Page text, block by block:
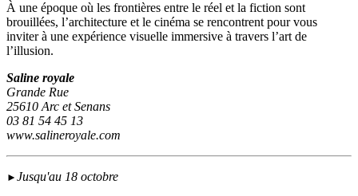
À une époque où les frontières entre le réel et la fiction sont
brouillées, l’architecture et le cinéma se rencontrent pour vous
inviter à une expérience visuelle immersive à travers l’art de
l’illusion.
Saline royale
Grande Rue
25610 Arc et Senans
03 81 54 45 13
www.salineroyale.com
► Jusqu'au 18 octobre